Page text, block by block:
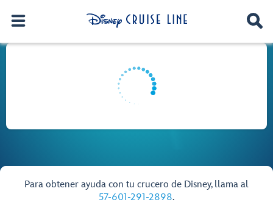
Para obtener ayuda con tu crucero de Disney, llama al
57-601-291-2898.